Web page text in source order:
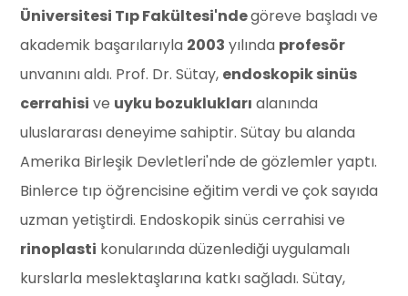
Üniversitesi Tıp Fakültesi'ndegöreve başladı ve
akademik başarılarıyla 2003 yılında profesör
unvanını aldı. Prof. Dr. Sütay, endoskopik sinüs
cerrahisi ve uyku bozuklukları alanında
uluslararası deneyime sahiptir. Sütay bu alanda
Amerika Birleşik Devletleri'nde de gözlemler yaptı.
Binlerce tıp öğrencisine eğitim verdi ve çok sayıda
uzman yetiştirdi. Endoskopik sinüs cerrahisi ve
rinoplasti konularında düzenlediği uygulamalı
kurslarla meslektaşlarına katkı sağladı. Sütay,